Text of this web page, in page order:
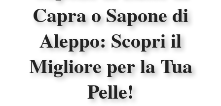
Capra o Sapone di
Aleppo: Scopri il
Migliore per la Tua
Pelle!